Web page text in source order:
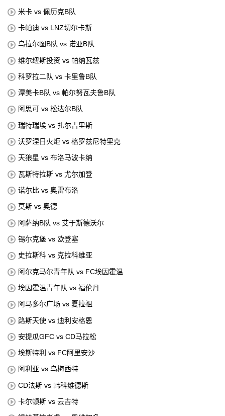
米卡 vs 佩历克B队
卡帕迪 vs LNZ切尔卡斯
乌拉尔图B队 vs 诺亚B队
维尔纽斯投资 vs 帕纳瓦兹
科罗拉二队 vs 卡里鲁B队
潭美卡B队 vs 帕尔努瓦夫鲁B队
阿思可 vs 松达尔B队
瑞特瑞埃 vs 扎尔吉里斯
沃罗涅日火炬 vs 格罗兹尼特里克
天狼星 vs 布洛马波卡纳
瓦斯特拉斯 vs 尤尔加登
诺尔比 vs 奥雷布洛
莫斯 vs 奥德
阿萨纳B队 vs 艾于斯德沃尔
锡尔克堡 vs 欧登塞
史拉斯科 vs 克拉科维亚
阿尔克马尔青年队 vs FC埃因霍温
埃因霍温青年队 vs 福伦丹
阿马多尔广场 vs 夏拉祖
路斯天使 vs 迪利安格恩
安提瓜GFC vs CD马拉松
埃斯特利 vs FC阿里安沙
阿利亚 vs 乌梅西特
CD法斯 vs 韩科维德斯
卡尔顿斯 vs 云吉特